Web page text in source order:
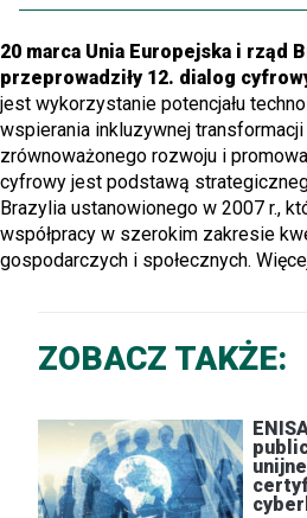
20 marca Unia Europejska i rząd
przeprowadziły 12. dialog
jest wykorzystanie potencjału
wspierania inkluzywnej
zrównoważonego rozwoju i
cyfrowy jest podstawą
Brazylia ustanowionego w 2007 r.,
współpracy w szerokim zakresie
gospodarczych i społecznych.
ZOBACZ TAKŻE: